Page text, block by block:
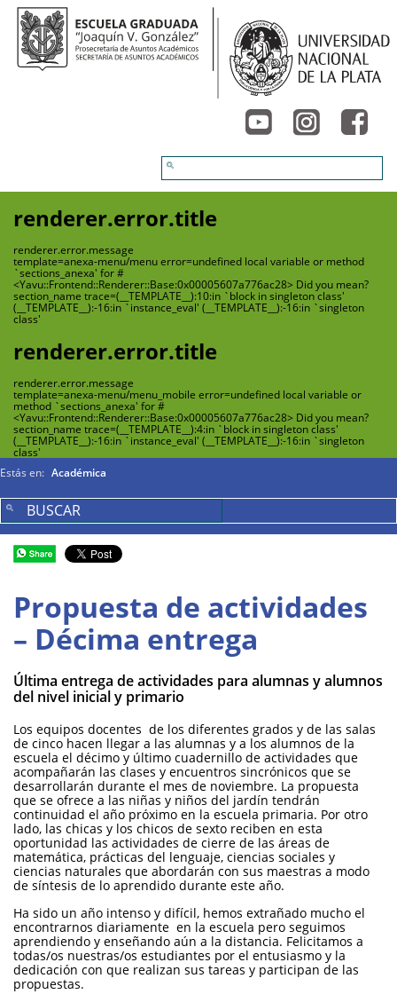
renderer.error.title
renderer.error.message
template=anexa-menu/menu error=undefined local variable or method
`sections_anexa' for #
<Yavu::Frontend::Renderer::Base:0x00005607a776ac28> Did you mean?
section_name trace=(__TEMPLATE__):10:in `block in singleton class'
(__TEMPLATE__):-16:in `instance_eval' (__TEMPLATE__):-16:in `singleton
class'
renderer.error.title
renderer.error.message
template=anexa-menu/menu_mobile error=undefined local variable or
method `sections_anexa' for #
<Yavu::Frontend::Renderer::Base:0x00005607a776ac28> Did you mean?
section_name trace=(__TEMPLATE__):4:in `block in singleton class'
(__TEMPLATE__):-16:in `instance_eval' (__TEMPLATE__):-16:in `singleton
class'
Estás en: Académica
Propuesta de actividades
– Décima entrega
Última entrega de actividades para alumnas y alumnos
del nivel inicial y primario
Los equipos docentes de los diferentes grados y de las salas
de cinco hacen llegar a las alumnas y a los alumnos de la
escuela el décimo y último cuadernillo de actividades que
acompañarán las clases y encuentros sincrónicos que se
desarrollarán durante el mes de noviembre. La propuesta
que se ofrece a las niñas y niños del jardín tendrán
continuidad el año próximo en la escuela primaria. Por otro
lado, las chicas y los chicos de sexto reciben en esta
oportunidad las actividades de cierre de las áreas de
matemática, prácticas del lenguaje, ciencias sociales y
ciencias naturales que abordarán con sus maestras a modo
de síntesis de lo aprendido durante este año.
Ha sido un año intenso y difícil, hemos extrañado mucho el
encontrarnos diariamente en la escuela pero seguimos
aprendiendo y enseñando aún a la distancia. Felicitamos a
todas/os nuestras/os estudiantes por el entusiasmo y la
dedicación con que realizan sus tareas y participan de las
propuestas.